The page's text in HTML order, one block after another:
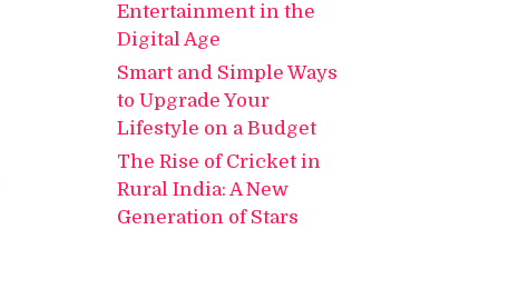
Entertainment in the
Digital Age
Smart and Simple Ways
to Upgrade Your
Lifestyle on a Budget
The Rise of Cricket in
Rural India: A New
Generation of Stars